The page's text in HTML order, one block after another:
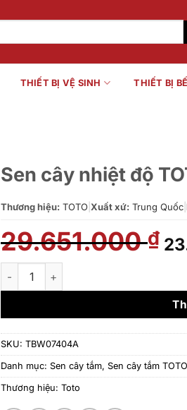
THIẾT BỊ VỆ SINH THIẾT BỊ
Sen cây nhiệt độ
Thương hiệu: TOTO Xuất xứ: Trung Quốc
29.651.000₫ Giá
Sen cây nhiệt độ TOTO TBW07404A
SKU: TBW07404A
Danh mục: Sen cây tắm, Sen cây tắm TOTO
Thương hiệu: Toto